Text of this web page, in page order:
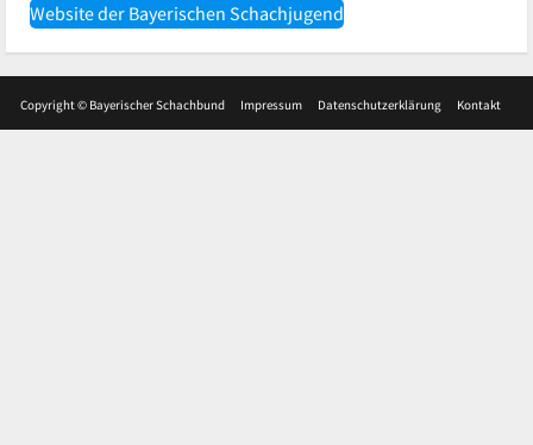
Website der Bayerischen Schachjugend
Copyright © Bayerischer Schachbund Impressum Datenschutzerklärung Kontakt